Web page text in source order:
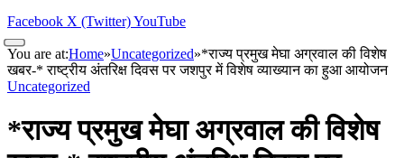
Facebook X (Twitter)YouTube
You are at:Home»Uncategorized»*राज्य प्रमुख मेघा अग्रवाल की विशेष
खबर-* राष्ट्रीय अंतरिक्ष दिवस पर जशपुर में विशेष व्याख्यान का हुआ आयोजन
Uncategorized
*राज्य प्रमुख मेघा अग्रवाल की विशेष